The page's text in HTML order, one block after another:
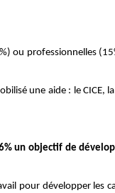
ou professionnelles
une aide : le CICE, la
un objectif de
pour développer les